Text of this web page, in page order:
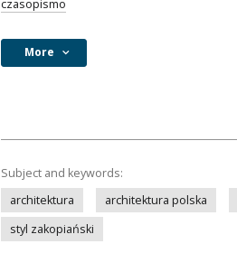
czasopismo
More
Subject and keywords:
architektura
architektura polska
styl zakopiański